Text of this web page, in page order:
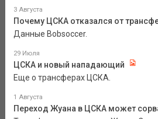
3 Августа
Почему ЦСКА отказался от
Данные Bobsoccer.
29 Июля
ЦСКА и новый нападающий
Еще о трансферах ЦСКА.
1 Августа
Переход Жуана в ЦСКА может